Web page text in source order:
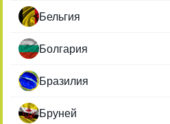
Бельгия
Болгария
Бразилия
Бруней